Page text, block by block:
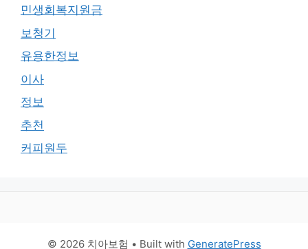
민생회복지원금
보청기
유용한정보
이사
정보
추천
커피원두
© 2026 치아보험 • Built with GeneratePress